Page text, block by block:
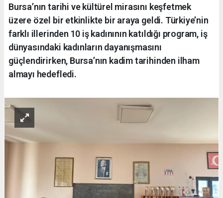
Bursa’nın tarihi ve kültürel mirasını keşfetmek
üzere özel bir etkinlikte bir araya geldi. Türkiye’nin
farklı illerinden 10 iş kadınının katıldığı program, iş
dünyasındaki kadınların dayanışmasını
güçlendirirken, Bursa’nın kadim tarihinden ilham
almayı hedefledi.